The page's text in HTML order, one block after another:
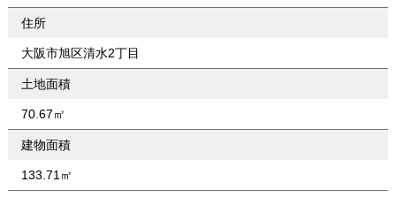
住所
大阪市旭区清水2丁目
土地面積
70.67㎡
建物面積
133.71㎡